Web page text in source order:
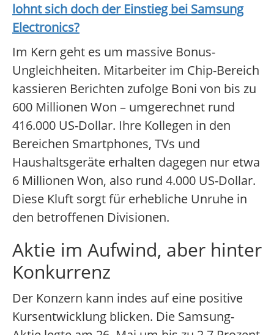
lohnt sich doch der Einstieg bei Samsung
Electronics?
Im Kern geht es um massive Bonus-
Ungleichheiten. Mitarbeiter im Chip-Bereich
kassieren Berichten zufolge Boni von bis zu
600 Millionen Won – umgerechnet rund
416.000 US-Dollar. Ihre Kollegen in den
Bereichen Smartphones, TVs und
Haushaltsgeräte erhalten dagegen nur etwa
6 Millionen Won, also rund 4.000 US-Dollar.
Diese Kluft sorgt für erhebliche Unruhe in
den betroffenen Divisionen.
Aktie im Aufwind, aber hinter
Konkurrenz
Der Konzern kann indes auf eine positive
Kursentwicklung blicken. Die Samsung-